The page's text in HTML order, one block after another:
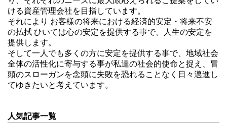
ける資産管理会社を目指しています。
それにより お客様の将来における経済的安定・将来不安
の払拭 ひいては心の安定を提供する事で、人生の安定を
提供します。
そして一人でも多くの方に安定を提供する事で、地域社会
全体の活性化に寄与する事が私達の社会的使命と捉え、冒
頭のスローガンを念頭に失敗を恐れることなく日々邁進し
てゆきたいと考えています。
人気記事一覧